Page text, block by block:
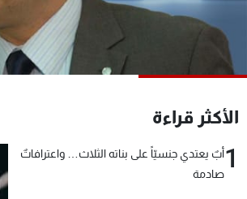
الأكثر قراءة
1أبٌ يعتدي جنسيّاً على بناته الثلاث… واعترافاتٌ
صادمة
شاهد البرامج
الترددات
لاعلاناتكم